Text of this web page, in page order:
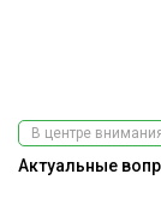
В центре
Актуальные